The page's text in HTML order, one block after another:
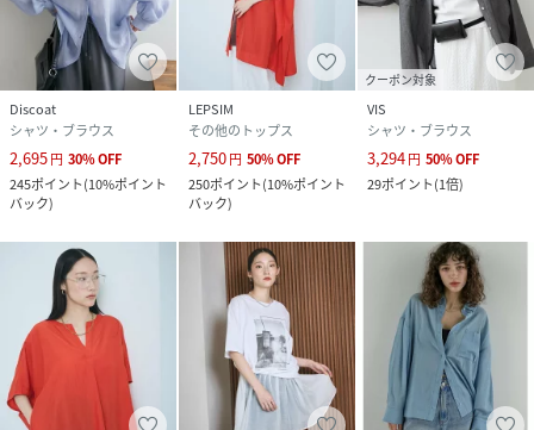
Discoat
シャツ・ブラウス
2,695円 30%OFF
245ポイント(10%ポイント
バック)
LEPSIM
その他のトップス
2,750円 50%OFF
250ポイント(10%ポイント
バック)
クーポン対象
VIS
シャツ・ブラウス
3,294円 50%OFF
29ポイント(1倍)